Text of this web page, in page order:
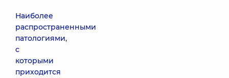
Наиболее
распространенными
патологиями,
с
которыми
приходится